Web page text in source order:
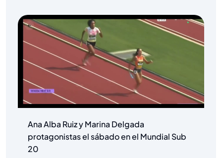
Ana Alba Ruiz y Marina Delgada
protagonistas el sábado en el Mundial Sub
20